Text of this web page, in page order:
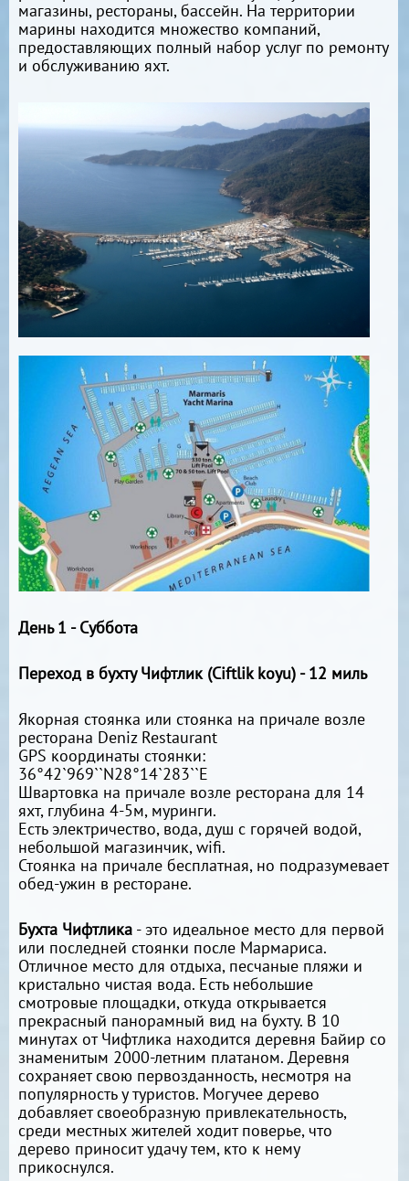
магазины, рестораны, бассейн. На территории
марины находится множество компаний,
предоставляющих полный набор услуг по ремонту
и обслуживанию яхт.
День 1 - Суббота
Переход в бухту Чифтлик (Ciftlik koyu) - 12 миль
Якорная стоянка или стоянка на причале возле
ресторана Deniz Restaurant
GPS координаты стоянки:
36°42`969``N28°14`283``E
Швартовка на причале возле ресторана для 14
яхт, глубина 4-5м, муринги.
Есть электричество, вода, душ с горячей водой,
небольшой магазинчик, wifi.
Стоянка на причале бесплатная, но подразумевает
обед-ужин в ресторане.
Бухта Чифтлика - это идеальное место для первой
или последней стоянки после Мармариса.
Отличное место для отдыха, песчаные пляжи и
кристально чистая вода. Есть небольшие
смотровые площадки, откуда открывается
прекрасный панорамный вид на бухту. В 10
минутах от Чифтлика находится деревня Байир со
знаменитым 2000-летним платаном. Деревня
сохраняет свою первозданность, несмотря на
популярность у туристов. Могучее дерево
добавляет своеобразную привлекательность,
среди местных жителей ходит поверье, что
дерево приносит удачу тем, кто к нему
прикоснулся.